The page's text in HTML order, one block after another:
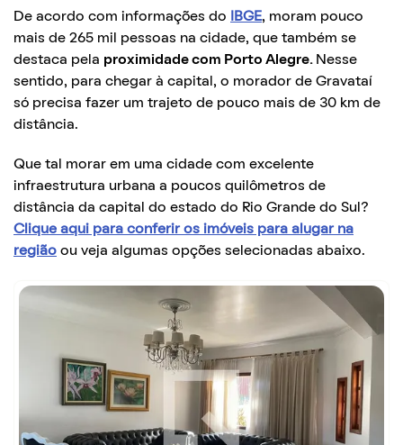
De acordo com informações do IBGE, moram pouco
mais de 265 mil pessoas na cidade, que também se
destaca pela proximidade com Porto Alegre. Nesse
sentido, para chegar à capital, o morador de Gravataí
só precisa fazer um trajeto de pouco mais de 30 km de
distância.
Que tal morar em uma cidade com excelente
infraestrutura urbana a poucos quilômetros de
distância da capital do estado do Rio Grande do Sul?
Clique aqui para conferir os imóveis para alugar na
região ou veja algumas opções selecionadas abaixo.